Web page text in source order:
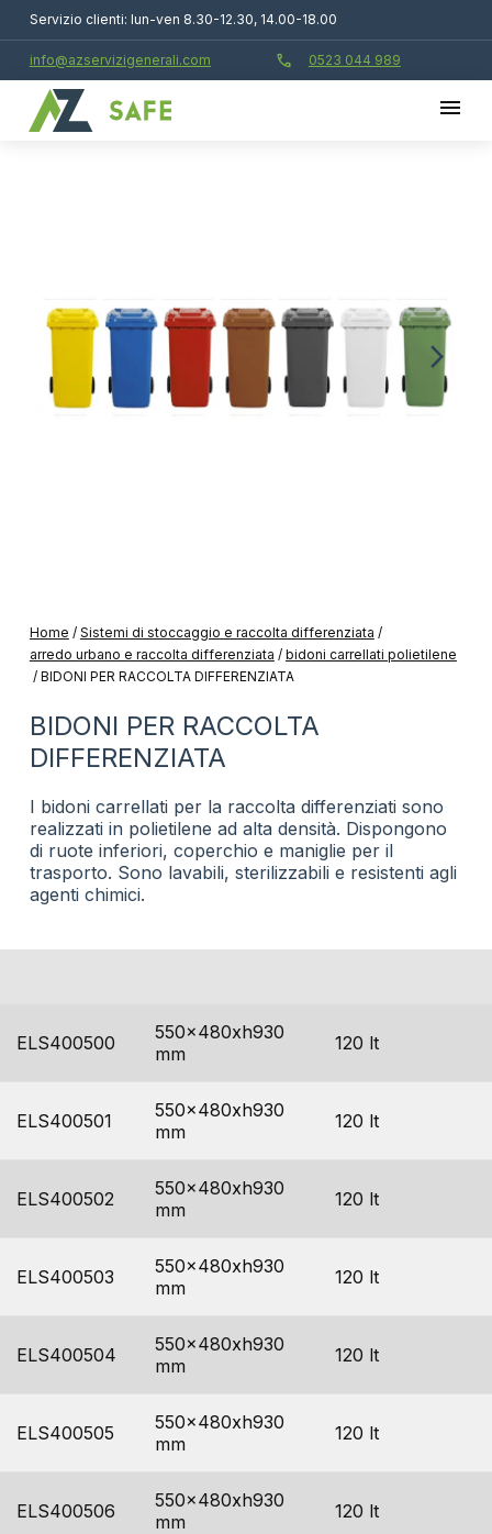
Servizio clienti: lun-ven 8.30-12.30, 14.00-18.00
info@azservizigenerali.com call 0523 044 989
Home / Sistemi di stoccaggio e raccolta differenziata /
arredo urbano e raccolta differenziata / bidoni carrellati polietilene
/ BIDONI PER RACCOLTA DIFFERENZIATA
BIDONI PER RACCOLTA
DIFFERENZIATA
I bidoni carrellati per la raccolta differenziati sono
realizzati in polietilene ad alta densità. Dispongono
di ruote inferiori, coperchio e maniglie per il
trasporto. Sono lavabili, sterilizzabili e resistenti agli
agenti chimici.
ELS400500
550x480xh930
mm
120 lt
ELS400501
550x480xh930
mm
120 lt
ELS400502
550x480xh930
mm
120 lt
ELS400503
550x480xh930
mm
120 lt
ELS400504
550x480xh930
mm
120 lt
ELS400505
550x480xh930
mm
120 lt
ELS400506
550x480xh930
mm
120 lt